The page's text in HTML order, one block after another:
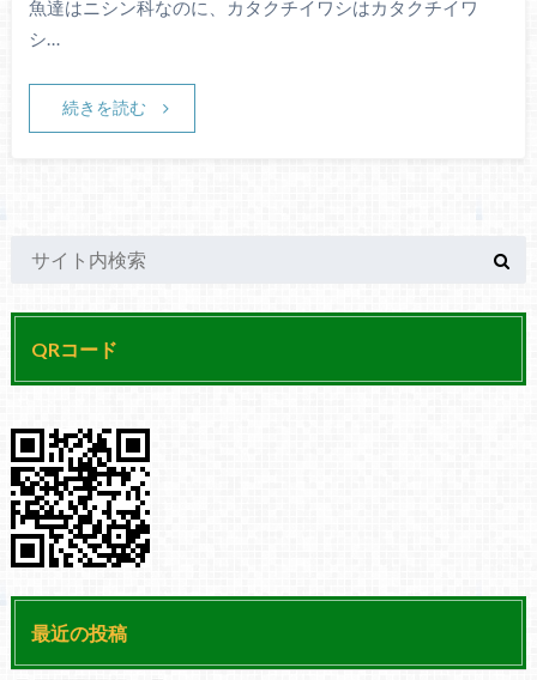
魚達はニシン科なのに、カタクチイワシはカタクチイワ
シ…
続きを読む
QRコード
最近の投稿